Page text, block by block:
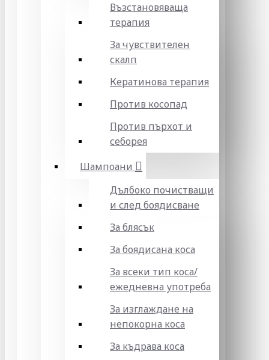
Възстановяваща
терапия
За чувствителен
скалп
Кератинова терапия
Против косопад
Против пърхот и
себорея
Шампоани
Дълбоко почистващи
и след боядисване
За блясък
За боядисана коса
За всеки тип коса/
ежедневна употреба
За изглаждане на
непокорна коса
За къдрава коса